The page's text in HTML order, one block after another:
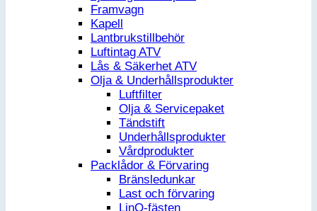
Framvagn
Kapell
Lantbrukstillbehör
Luftintag ATV
Lås & Säkerhet ATV
Olja & Underhållsprodukter
Luftfilter
Olja & Servicepaket
Tändstift
Underhållsprodukter
Vårdprodukter
Packlådor & Förvaring
Bränsledunkar
Last och förvaring
LinQ-fästen